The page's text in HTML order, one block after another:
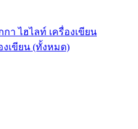
กา ไฮไลท์ เครื่องเขียน
งเขียน (ทั้งหมด)